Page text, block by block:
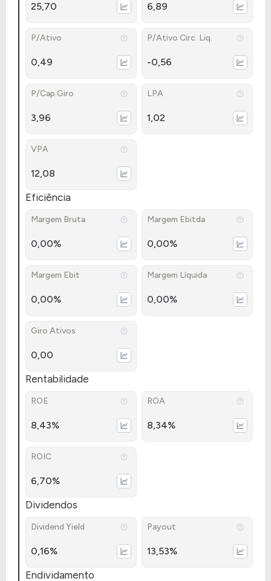
25,70 6,89
P/Ativo
0,49
P/Ativo Circ. Liq.
-0,56
P/Cap.Giro
3,96
LPA
1,02
VPA
12,08
Eficiência
Margem Bruta
0,00%
Margem Ebitda
0,00%
Margem Ebit
0,00%
Margem Líquida
0,00%
Giro Ativos
0,00
Rentabilidade
ROE
8,43%
ROA
8,34%
ROIC
6,70%
Dividendos
Dividend Yield
0,16%
Payout
13,53%
Endividamento